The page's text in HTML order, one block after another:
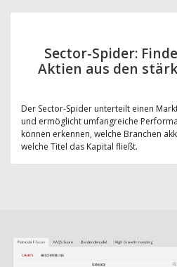
Sector-Spider:
Aktien aus den
Der Sector-Spider unterteilt einen
und ermöglicht umfangreiche
können erkennen, welche Branchen
welche Titel das Kapital fließt.